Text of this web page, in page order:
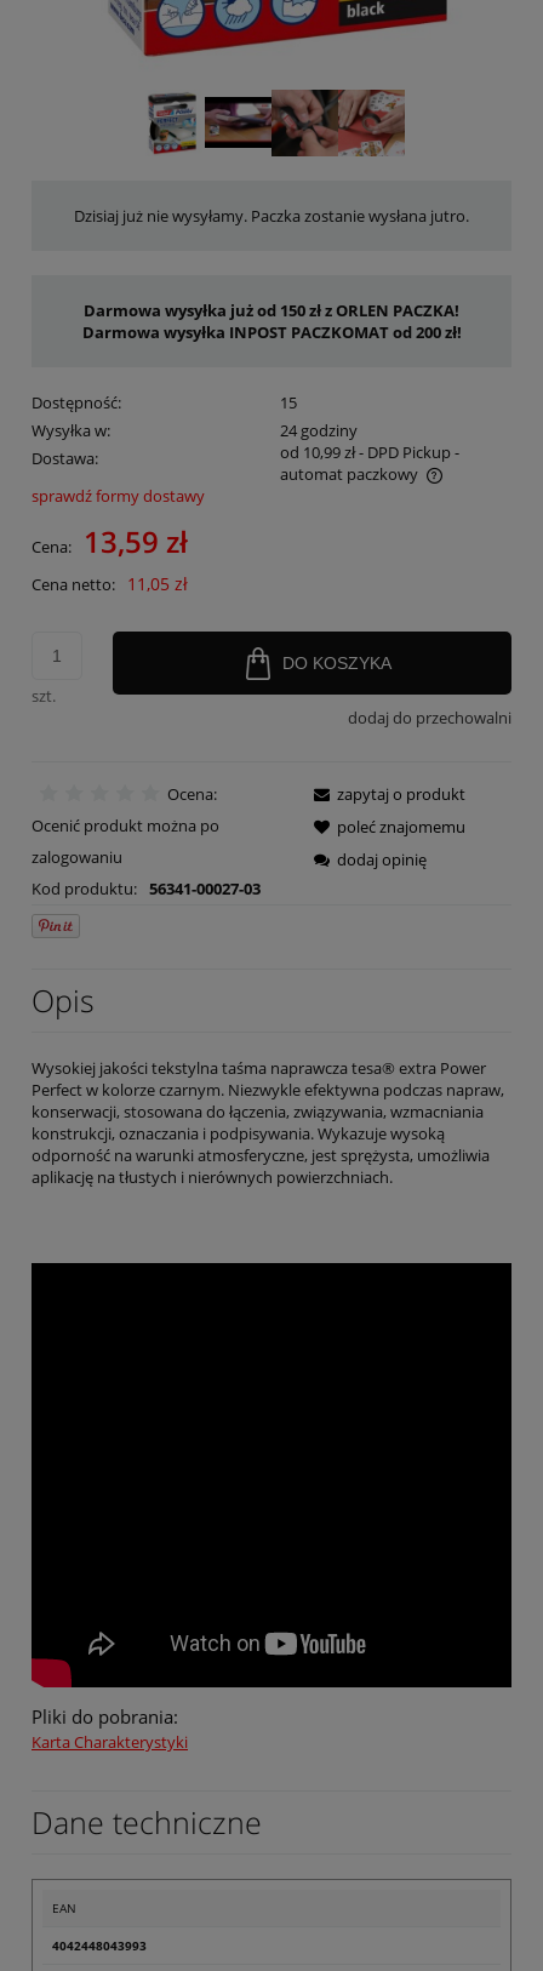
Dzisiaj już nie wysyłamy. Paczka zostanie wysłana jutro.
Darmowa wysyłka już od 150 zł z ORLEN PACZKA!
Darmowa wysyłka INPOST PACZKOMAT od 200 zł!
Dostępność:
15
Wysyłka w:
24 godziny
Dostawa:
od 10,99 zł- DPD Pickup -
automat paczkowy
Cena nie zawiera ewentualnych kosztów płatności
sprawdź formy dostawy
Cena: 13,59 zł
Cena netto: 11,05 zł
szt.
DO KOSZYKA
dodaj do przechowalni
Ocena:
Ocenić produkt można po
zalogowaniu
Kod produktu: 56341-00027-03
zapytaj o produkt
poleć znajomemu
dodaj opinię
Opis
Wysokiej jakości tekstylna taśma naprawcza tesa® extra Power
Perfect w kolorze czarnym. Niezwykle efektywna podczas napraw,
konserwacji, stosowana do łączenia, związywania, wzmacniania
konstrukcji, oznaczania i podpisywania. Wykazuje wysoką
odporność na warunki atmosferyczne, jest sprężysta, umożliwia
aplikację na tłustych i nierównych powierzchniach.
Pliki do pobrania:
Karta Charakterystyki
Dane techniczne
EAN
4042448043993